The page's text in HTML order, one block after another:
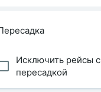
Исключить рейсы с
пересадкой